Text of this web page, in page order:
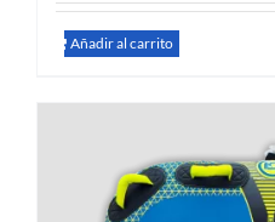
Añadir al carrito